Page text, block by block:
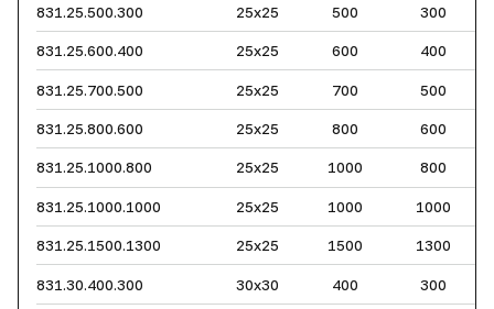
831.25.500.300
25x25 500
300
831.25.600.400
25x25 600
400
831.25.700.500
25x25 700
500
831.25.800.600
25x25 800
600
831.25.1000.800
25x25 1000
800
831.25.1000.1000
25x25 1000
1000
831.25.1500.1300
25x25 1500
1300
831.30.400.300
30x30 400
300